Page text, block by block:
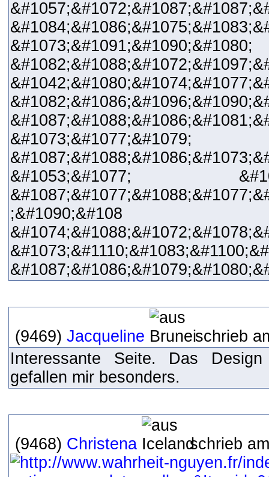
&#1073;&#1091;&#1090;&#1080;
&#1073;&#1077;&#1079;
&#1053;&#1077;
;&#1090;&#108
(9469) Jacqueline
schrieb
Interessante Seite. Das
gefallen mir besonders.
(9468) Christena schrieb